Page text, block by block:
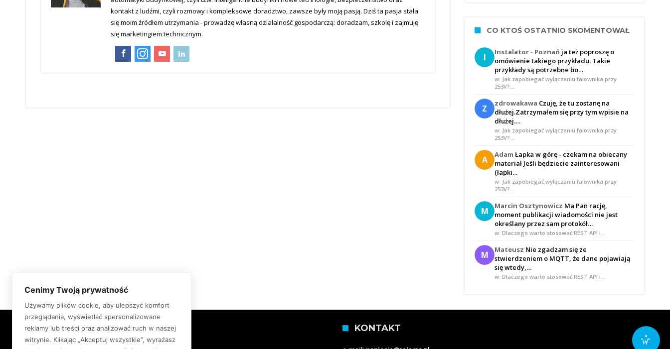
kontakt z ludźmi, czyli rozmowy i kompleksowe doradztwo, zawsze były moją pasją. Dziś ta pasja stała
się moim źródłem utrzymania - prowadzę własną działalność gospodarczą: doradzam, szkolę i zajmuję
się marketingiem technicznym.
CO KTOŚ OSTATNIO SKOMENTOWAŁ
I Instalator - Poznań ja też poproszę o
omówienie takiego przykładu. Takie
przykłady są potrzebne bo…
w: Jak zapobiegać wyłączaniu falownika przy
253V?…
Z zdrowakawa Czuję, że tu zostanę na
dłużej.Zatrzymałem się przy tym wpisie na
dłużej.…
w: Jak zapobiegać wyłączaniu falownika przy
253V?…
A Adam Łapka w górę - czekam na obiecany
materiał Jeśli będziecie zainteresowani
(łapki…
w: Jak zapobiegać wyłączaniu falownika przy
253V?…
M Marcin Osztynowicz Ma Pan rację,
moment publikacji wiadomości nie jest
określany przez sam protokół…
w: Dlaczego warto stosować REST API i…
M Mateusz Nie zgadzam się ze
stwierdzeniem o MQTT, że dane pojawiają
się wtedy,…
w: Dlaczego warto stosować REST API i…
PRZYDATNE INFORMACJE KONTAKT
Cenimy Twoją prywatność
Używamy plików cookie, aby ulepszyć komfort
przeglądania, wyświetlać spersonalizowane
reklamy lub treści oraz analizować ruch w naszej
witrynie. Klikając „Akceptuj wszystkie”, wyrażasz